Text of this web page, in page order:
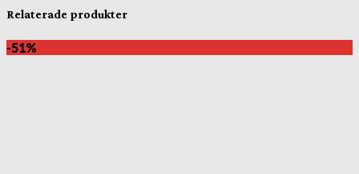
Relaterade produkter
-51%